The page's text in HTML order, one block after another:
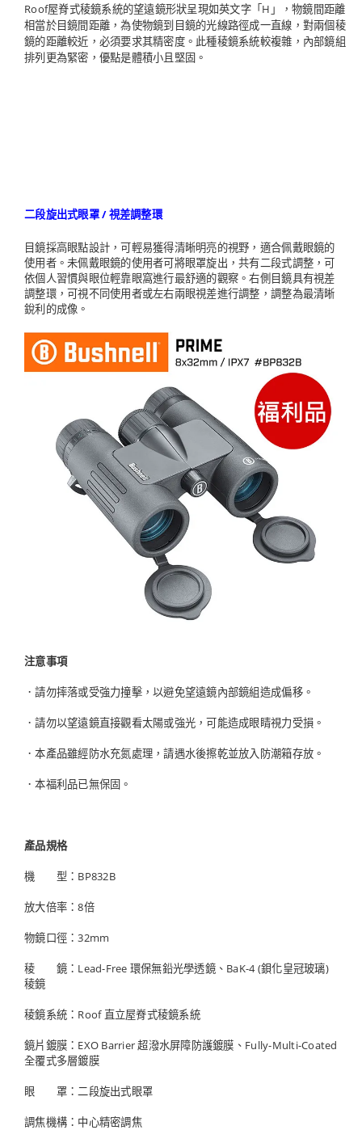
Roof屋脊式稜鏡系統的望遠鏡形狀呈現如英文字「H」，物鏡間距離
相當於目鏡間距離，為使物鏡到目鏡的光線路徑成一直線，對兩個稜
鏡的距離較近，必須要求其精密度。此種稜鏡系統較複雜，內部鏡組
排列更為緊密，優點是體積小且堅固。
二段旋出式眼罩 / 視差調整環
目鏡採高眼點設計，可輕易獲得清晰明亮的視野，適合佩戴眼鏡的
使用者。未佩戴眼鏡的使用者可將眼罩旋出，共有二段式調整，可
依個人習慣與眼位輕靠眼窩進行最舒適的觀察。右側目鏡具有視差
調整環，可視不同使用者或左右兩眼視差進行調整，調整為最清晰
銳利的成像。
注意事項
．請勿摔落或受強力撞擊，以避免望遠鏡內部鏡組造成偏移。
．請勿以望遠鏡直接觀看太陽或強光，可能造成眼睛視力受損。
．本產品雖經防水充氮處理，請遇水後擦乾並放入防潮箱存放。
．本福利品已無保固。
產品規格
機 型：BP832B
放大倍率：8倍
物鏡口徑：32mm
稜 鏡：Lead-Free 環保無鉛光學透鏡、BaK-4 (鋇化皇冠玻璃)
稜鏡
稜鏡系統：Roof 直立屋脊式稜鏡系統
鏡片鍍膜：EXO Barrier 超潑水屏障防護鍍膜、Fully-Multi-Coated
全覆式多層鍍膜
眼 罩：二段旋出式眼罩
調焦機構：中心精密調焦